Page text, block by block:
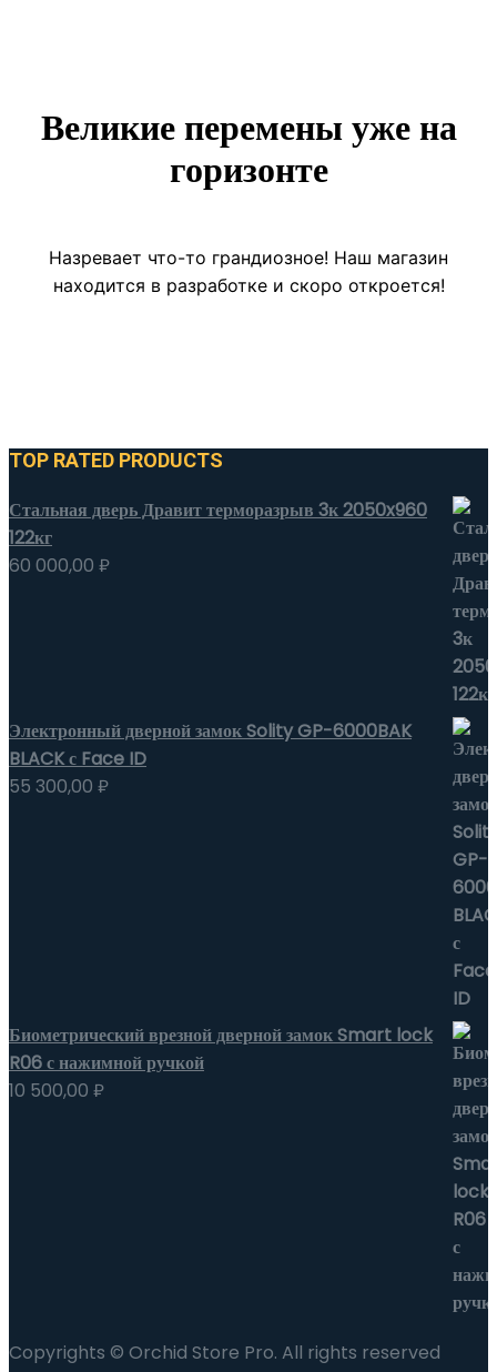
Великие перемены уже на
горизонте
Назревает что-то грандиозное! Наш магазин
находится в разработке и скоро откроется!
TOP RATED PRODUCTS
Стальная дверь Дравит терморазрыв 3к 2050x960
122кг
60 000,00 ₽
Электронный дверной замок Solity GP-6000BAK
BLACK с Face ID
55 300,00 ₽
Биометрический врезной дверной замок Smart lock
R06 с нажимной ручкой
10 500,00 ₽
Copyrights © Orchid Store Pro. All rights reserved